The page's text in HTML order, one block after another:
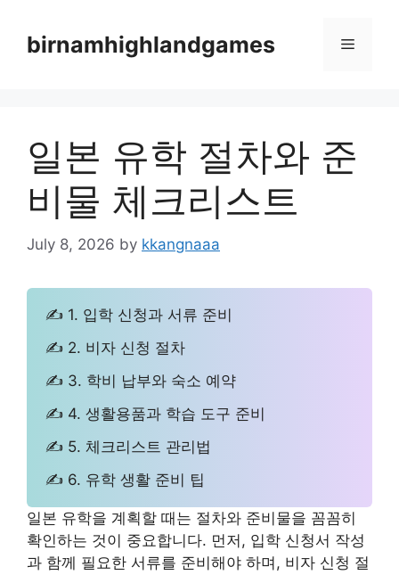
contentbirnamhighlandgames Menu
일본 유학 절차와 준
비물 체크리스트
July 8, 2026 by kkangnaaa
✍ 1. 입학 신청과 서류 준비
✍ 2. 비자 신청 절차
✍ 3. 학비 납부와 숙소 예약
✍ 4. 생활용품과 학습 도구 준비
✍ 5. 체크리스트 관리법
✍ 6. 유학 생활 준비 팁
일본 유학을 계획할 때는 절차와 준비물을 꼼꼼히
확인하는 것이 중요합니다. 먼저, 입학 신청서 작성
과 함께 필요한 서류를 준비해야 하며, 비자 신청 절